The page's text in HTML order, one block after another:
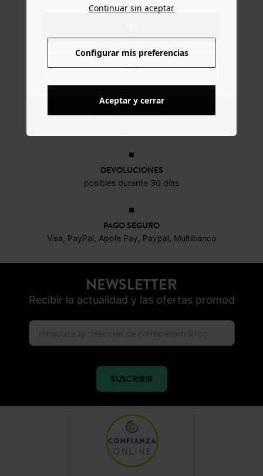
NO
ENTREGA GRATUITA
DEVOLUCIONES
posibles durante 30 días
PAGO SEGURO
Visa, PayPal, Apple Pay, Paypal, Multibanco
NEWSLETTER
Recibir la actualidad y las ofertas promod
SUSCRIBIR
Continuar sin aceptar
Configurar mis preferencias
Aceptar y cerrar